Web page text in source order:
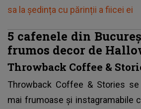
sa la ședința cu părinții a fiicei ei
5 cafenele din
frumos decor de
Throwback Coffee &
Throwback Coffee & Stories
mai frumoase și instagramabile